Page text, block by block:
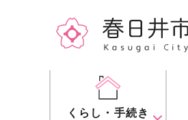
くらし・手続き